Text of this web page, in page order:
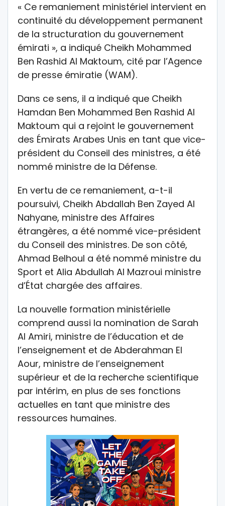
« Ce remaniement ministériel intervient en
continuité du développement permanent
de la structuration du gouvernement
émirati », a indiqué Cheikh Mohammed
Ben Rashid Al Maktoum, cité par l’Agence
de presse émiratie (WAM).
Dans ce sens, il a indiqué que Cheikh
Hamdan Ben Mohammed Ben Rashid Al
Maktoum qui a rejoint le gouvernement
des Émirats Arabes Unis en tant que vice-
président du Conseil des ministres, a été
nommé ministre de la Défense.
En vertu de ce remaniement, a-t-il
poursuivi, Cheikh Abdallah Ben Zayed Al
Nahyane, ministre des Affaires
étrangères, a été nommé vice-président
du Conseil des ministres. De son côté,
Ahmad Belhoul a été nommé ministre du
Sport et Alia Abdullah Al Mazroui ministre
d’État chargée des affaires.
La nouvelle formation ministérielle
comprend aussi la nomination de Sarah
Al Amiri, ministre de l’éducation et de
l’enseignement et de Abderahman El
Aour, ministre de l’enseignement
supérieur et de la recherche scientifique
par intérim, en plus de ses fonctions
actuelles en tant que ministre des
ressources humaines.